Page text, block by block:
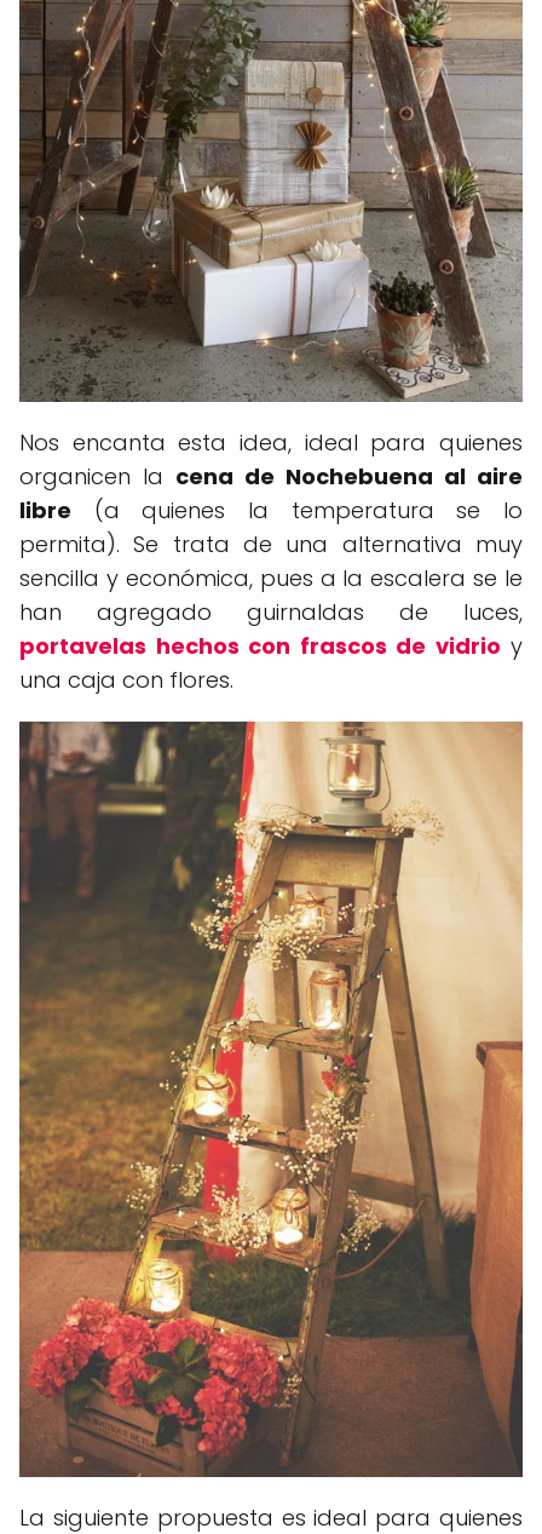
Nos encanta esta idea, ideal para quienes
organicen la cena de Nochebuena al aire
libre (a quienes la temperatura se lo
permita). Se trata de una alternativa muy
sencilla y económica, pues a la escalera se le
han agregado guirnaldas de luces,
portavelas hechos con frascos de vidrio y
una caja con flores.
La siguiente propuesta es ideal para quienes